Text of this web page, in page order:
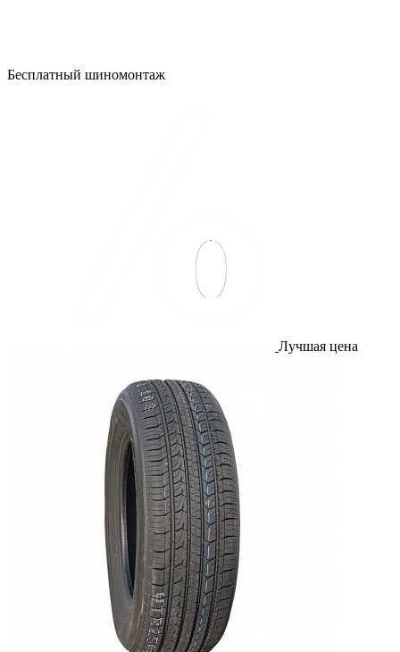
Бесплатный шиномонтаж
Лучшая цена